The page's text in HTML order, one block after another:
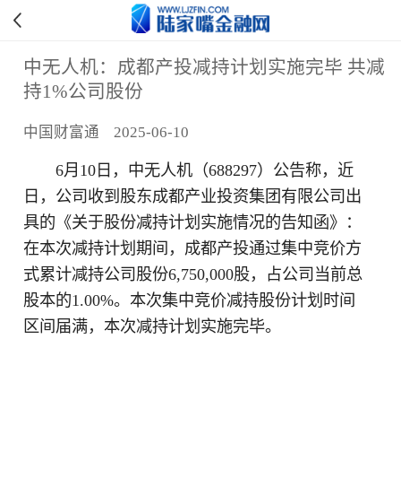
中无人机：成都产投减持计划实施完毕 共减
持1%公司股份
中国财富通 2025-06-10
6月10日， 中无人机（688297）公告称， 近
日，公司收到 股东成都产业投资集团有限公司 出
具的《关于股份减持计划实施情况的告知函》：
在本次减持计划期间，成都产投通过集中竞价方
式累计减持公司股份6,750,000股，占公司当前总
股本的1.00%。本次集中竞价减持股份计划时间
区间届满，本次减持计划实施完毕。